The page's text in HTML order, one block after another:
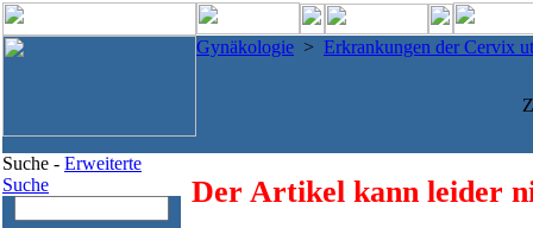
Gynäkologie > Erkrankungen der Cervix
Suche - Erweiterte
Suche
Der Artikel kann leider